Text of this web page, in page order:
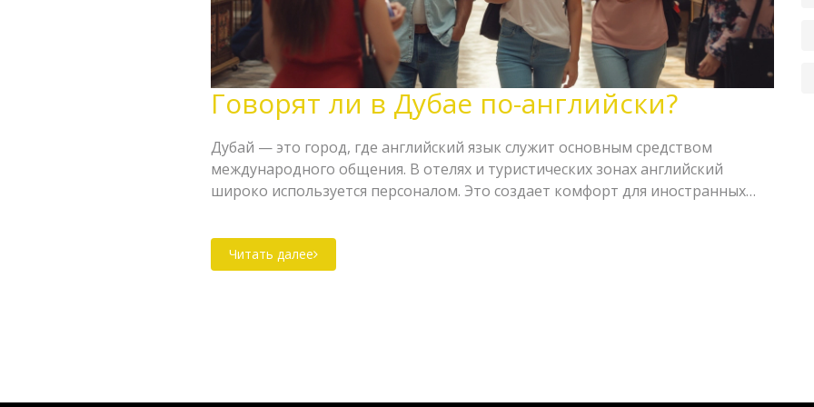
Говорят ли в Дубае по-английски?
Дубай — это город, где английский язык служит основным средством
международного общения. В отелях и туристических зонах английский
широко используется персоналом. Это создает комфорт для иностранных
рассматриваются особенности использования английского языка в Дубае и
даются практические советы для путешественников.
Читать далее